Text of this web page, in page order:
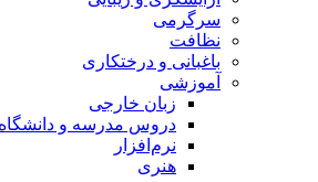
سرگرمی
نظافت
باغبانی و درختکاری
آموزشی
زبان خارجی
دروس مدرسه و دانشگاه
نرم‌افزار
هنری